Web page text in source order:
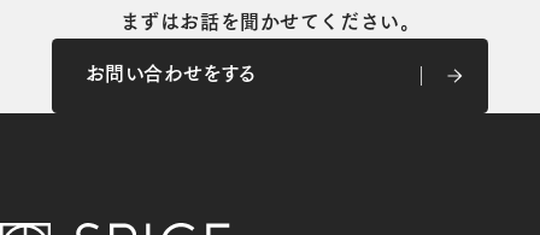
まずはお話を聞かせてください。
お問い合わせをする